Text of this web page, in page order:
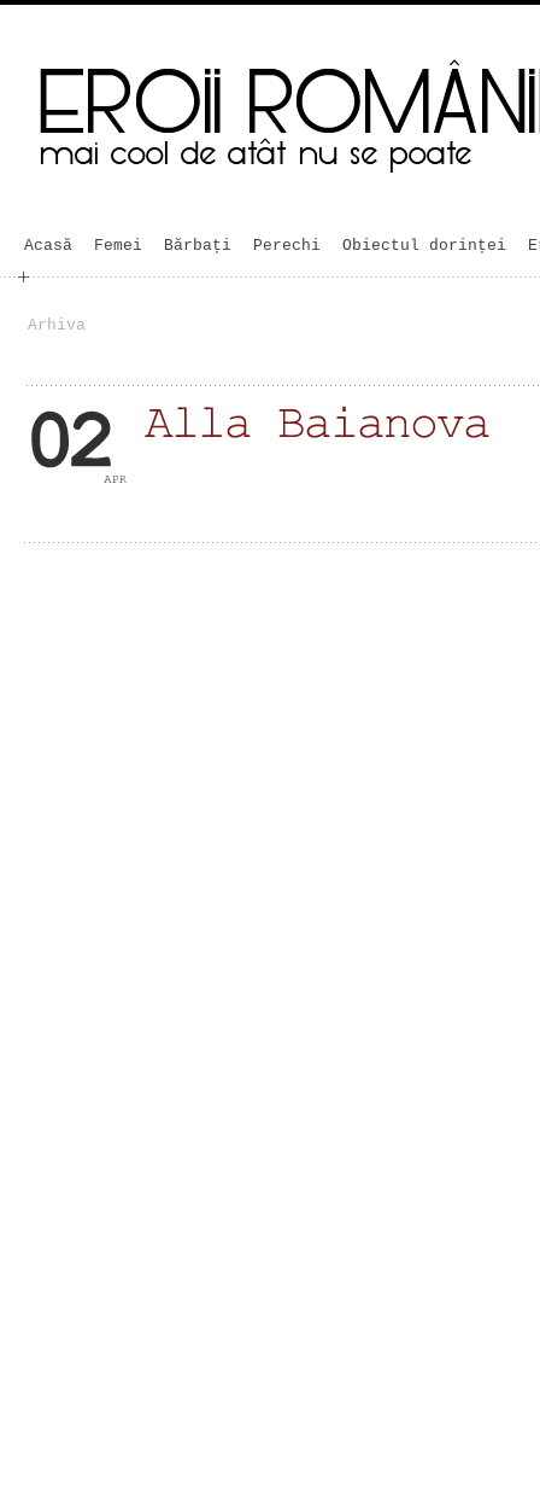
Acasă Femei Bărbaţi Perechi Obiectul dorinței
Arhiva